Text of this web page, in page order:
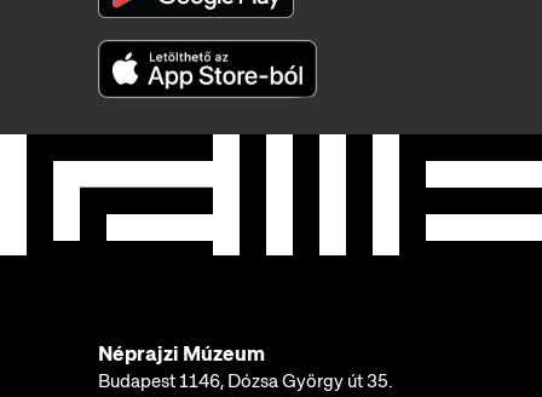
Néprajzi Múzeum
Budapest 1146, Dózsa György út 35.